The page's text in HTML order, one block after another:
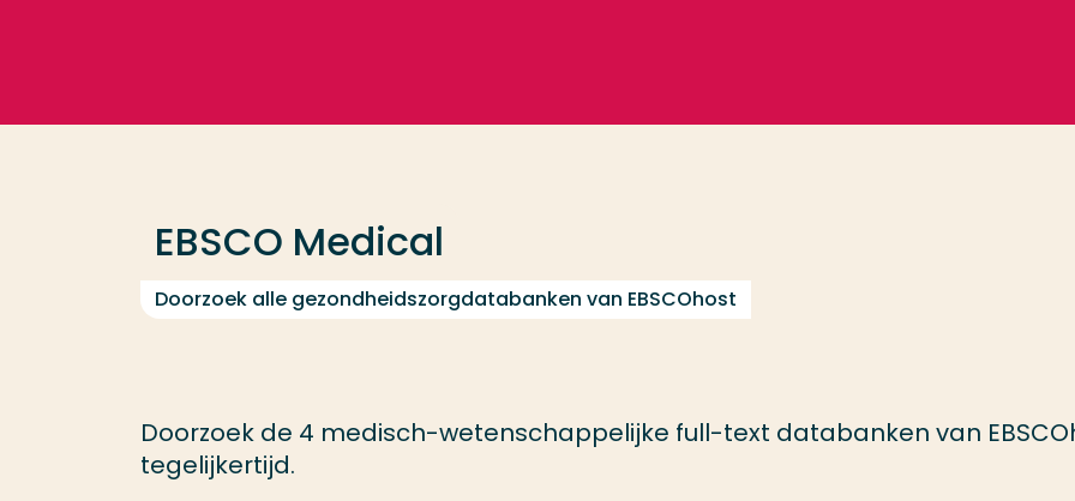
EBSCO Medical
Doorzoek alle gezondheidszorgdatabanken van EBSCOhost
Doorzoek de 4 medisch-wetenschappelijke full-text databanken van
tegelijkertijd.